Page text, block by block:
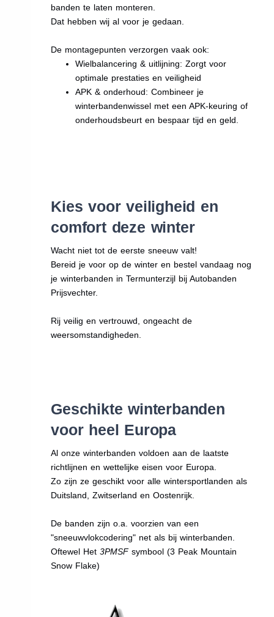
banden te laten monteren.
Dat hebben wij al voor je gedaan.
De montagepunten verzorgen vaak ook:
Wielbalancering & uitlijning: Zorgt voor
optimale prestaties en veiligheid
APK & onderhoud: Combineer je
winterbandenwissel met een APK-keuring of
onderhoudsbeurt en bespaar tijd en geld.
Kies voor veiligheid en
comfort deze winter
Wacht niet tot de eerste sneeuw valt!
Bereid je voor op de winter en bestel vandaag nog
je winterbanden in Termunterzijl bij Autobanden
Prijsvechter.
Rij veilig en vertrouwd, ongeacht de
weersomstandigheden.
Geschikte winterbanden
voor heel Europa
Al onze winterbanden voldoen aan de laatste
richtlijnen en wettelijke eisen voor Europa.
Zo zijn ze geschikt voor alle wintersportlanden als
Duitsland, Zwitserland en Oostenrijk.
De banden zijn o.a. voorzien van een
"sneeuwvlokcodering" net als bij winterbanden.
Oftewel Het3PMSFsymbool (3 Peak Mountain
Snow Flake)